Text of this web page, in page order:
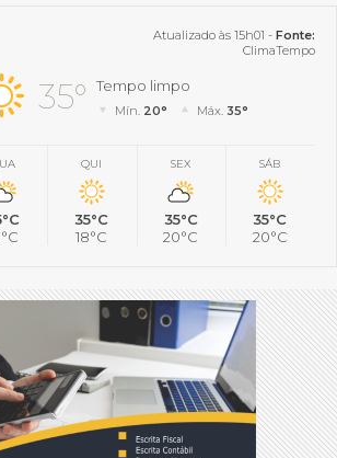
Atualizado às 15h01 - Fonte:
ClimaTempo
35° Tempo limpo
Mín. 20° Máx. 35°
QUI
35°C
18°C
SEX
35°C
20°C
SÁB
35°C
20°C